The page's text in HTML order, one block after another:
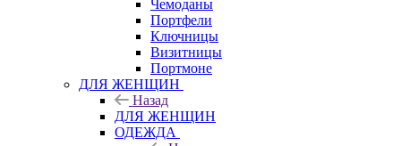
Чемоданы
Портфели
Ключницы
Визитницы
Портмоне
ДЛЯ ЖЕНЩИН
Назад
ДЛЯ ЖЕНЩИН
ОДЕЖДА